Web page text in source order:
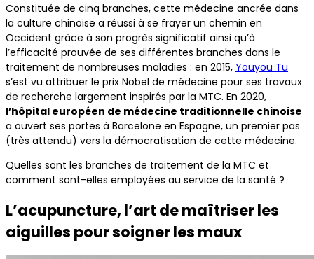
Constituée de cinq branches, cette médecine ancrée dans
la culture chinoise a réussi à se frayer un chemin en
Occident grâce à son progrès significatif ainsi qu’à
l’efficacité prouvée de ses différentes branches dans le
traitement de nombreuses maladies : en 2015, Youyou Tu
s’est vu attribuer le prix Nobel de médecine pour ses travaux
de recherche largement inspirés par la MTC. En 2020,
l’hôpital européen de médecine traditionnelle chinoise
a ouvert ses portes à Barcelone en Espagne, un premier pas
(très attendu) vers la démocratisation de cette médecine.
Quelles sont les branches de traitement de la MTC et
comment sont-elles employées au service de la santé ?
L’acupuncture, l’art de maîtriser les
aiguilles pour soigner les maux